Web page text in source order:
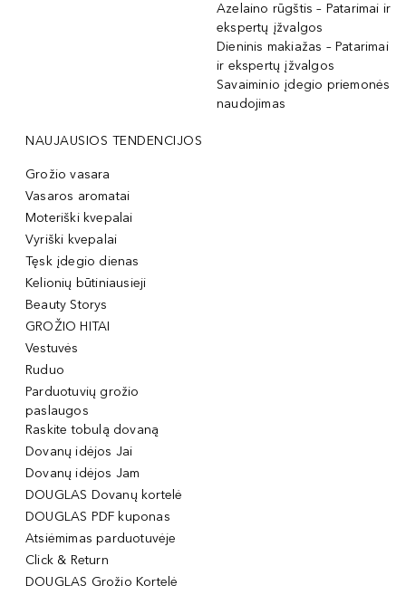
Azelaino rūgštis – Patarimai ir
ekspertų įžvalgos
Dieninis makiažas – Patarimai
ir ekspertų įžvalgos
Savaiminio įdegio priemonės
naudojimas
NAUJAUSIOS TENDENCIJOS
Grožio vasara
Vasaros aromatai
Moteriški kvepalai
Vyriški kvepalai
Tęsk įdegio dienas
Kelionių būtiniausieji
Beauty Storys
GROŽIO HITAI
Vestuvės
Ruduo
Parduotuvių grožio
paslaugos
Raskite tobulą dovaną
Dovanų idėjos Jai
Dovanų idėjos Jam
DOUGLAS Dovanų kortelė
DOUGLAS PDF kuponas
Atsiėmimas parduotuvėje
Click & Return
DOUGLAS Grožio Kortelė